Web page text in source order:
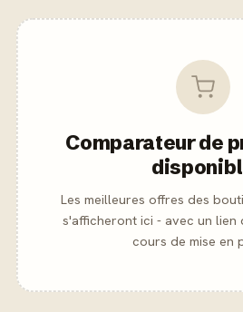
Comparateur de
Les meilleures offres des
s'afficheront ici - avec un lien
cours de mise en